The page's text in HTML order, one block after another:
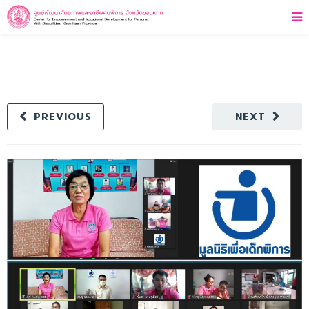
NEXT
PREVIOUS